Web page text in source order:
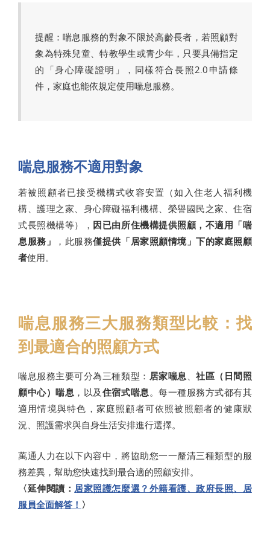
提醒：喘息服務的對象不限於高齡長者，若照顧對
象為特殊兒童、特教學生或青少年，只要具備指定
的「身心障礙證明」，同樣符合長照2.0申請條
件，家庭也能依規定使用喘息服務。
喘息服務不適用對象
若被照顧者已接受機構式收容安置（如入住老人福利機
構、護理之家、身心障礙福利機構、榮譽國民之家、住宿
式長照機構等）， 因已由所住機構提供照顧，不適用「喘
息服務」
，此服務僅提供「居家照顧情境」下的家庭照顧
者使用。
喘息服務三大服務類型比較：找
到最適合的照顧方式
喘息服務主要可分為三種類型： 居家喘息 、社區（日間照
顧中心）喘息 ，以及 住宿式喘息 。每一種服務方式都有其
適用情境與特色，家庭照顧者可依照被照顧者的健康狀
況、照護需求與自身生活安排進行選擇。
萬通人力在以下內容中，將協助您一一釐清三種類型的服
務差異，幫助您快速找到最合適的照顧安排。
〈延伸閱讀： 居家照護怎麼選？外籍看護、政府長照、居
服員全面解答！ 〉